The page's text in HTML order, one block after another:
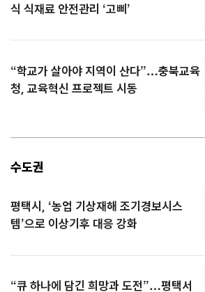
식 식재료 안전관리 ‘고삐’
“학교가 살아야 지역이 산다”…충북교육
청, 교육혁신 프로젝트 시동
수도권
평택시, ‘농업 기상재해 조기경보시스
템’으로 이상기후 대응 강화
“큐 하나에 담긴 희망과 도전”…평택서